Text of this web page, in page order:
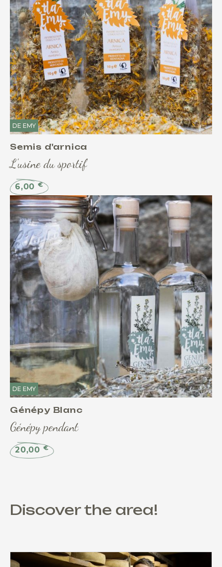
DE EMY
Semis d'arnica
L'usine du sportif
6,00 €
DE EMY
Génépy Blanc
Génépy pendant
20,00 €
Discover the area!